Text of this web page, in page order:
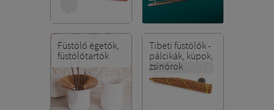
Füstölő égetők,
füstölőtartók
Tibeti füstölők -
pálcikák, kúpok,
zsinórok